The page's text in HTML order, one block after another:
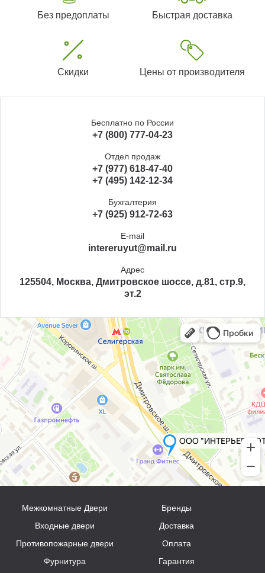
Без предоплаты Быстрая доставка
Скидки Цены от производителя
Бесплатно по России
+7 (800) 777-04-23
Отдел продаж
+7 (977) 618-47-40
+7 (495) 142-12-34
Бухгалтерия
+7 (925) 912-72-63
E-mail
intereruyut@mail.ru
Адрес
125504, Москва, Дмитровское шоссе, д.81, стр.9,
эт.2
Межкомнатные Двери
Входные двери
Противопожарные двери
Фурнитура
Бренды
Доставка
Оплата
Гарантия